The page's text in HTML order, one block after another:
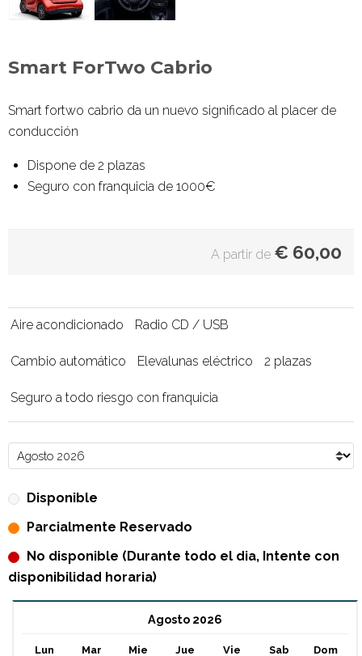
Smart ForTwo Cabrio
Smart fortwo cabrio da un nuevo significado al placer de
conducción
Dispone de 2 plazas
Seguro con franquicia de 1000€
A partir de € 60,00
Aire acondicionado Radio CD / USB
Cambio automático Elevalunas eléctrico 2 plazas
Seguro a todo riesgo con franquicia
Disponible
Parcialmente Reservado
No disponible (Durante todo el dia, Intente con
disponibilidad horaria)
Agosto 2026
Lun Mar Mie Jue Vie Sab Dom